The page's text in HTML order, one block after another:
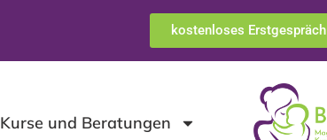
kostenloses Erstgespräch
Kurse und Beratungen